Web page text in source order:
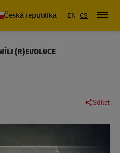
Česká republika EN CS
(R)EVOLUCE
Sdílet